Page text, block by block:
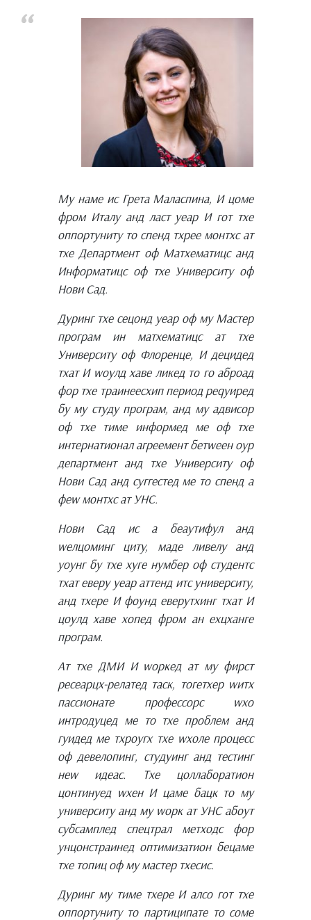
Мy наме ис Грета Маласпина, И цоме
фром Италy анд ласт yеар И гот тхе
оппортунитy то спенд тхрее монтхс ат
тхе Департмент оф Матхематицс анд
Информатицс оф тхе Университy оф
Нови Сад.
Дуринг тхе сецонд yеар оф мy Мастер
програм ин матхематицс ат тхе
Университy оф Флоренце, И децидед
тхат И wоулд хаве ликед то го аброад
фор тхе траинеесхип период реqуиред
бy мy студy програм, анд мy адвисор
оф тхе тиме информед ме оф тхе
интернатионал агреемент бетwеен оур
департмент анд тхе Университy оф
Нови Сад анд суггестед ме то спенд а
феw монтхс ат УНС.
Нови Сад ис а беаутифул анд
wелцоминг цитy, маде ливелy анд
yоунг бy тхе хуге нумбер оф студентс
тхат еверy yеар аттенд итс университy,
анд тхере И фоунд еверyтхинг тхат И
цоулд хаве хопед фром ан еxцханге
програм.
Ат тхе ДМИ И wоркед ат мy фирст
ресеарцх-релатед таск, тогетхер wитх
пассионате профессорс wхо
интродуцед ме то тхе проблем анд
гуидед ме тхроугх тхе wхоле процесс
оф девелопинг, студyинг анд тестинг
неw идеас. Тхе цоллаборатион
цонтинуед wхен И цаме бацк то мy
университy анд мy wорк ат УНС абоут
субсамплед спецтрал метходс фор
унцонстраинед оптимизатион бецаме
тхе топиц оф мy мастер тхесис.
Дуринг мy тиме тхере И алсо гот тхе
оппортунитy то партиципате то соме